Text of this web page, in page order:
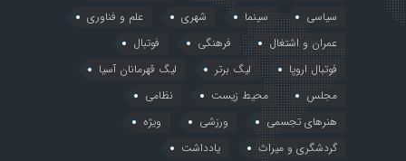
سیاسی
سینما شهری
علم و فناوری
عمران و اشتغال
فرهنگی
فوتبال
فوتبال اروپا
لیگ برتر
لیگ قهرمانان آسیا
مجلس
محیط زیست
نظامی
هنرهای تجسمی
ورزشی
ویژه
گردشگری و میراث
یادداشت